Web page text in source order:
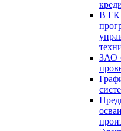
В ГК
ЗАО